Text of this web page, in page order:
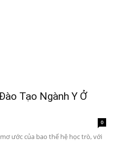
Tạo Ngành Y Ở
0
ước của bao thế hệ học trò, với